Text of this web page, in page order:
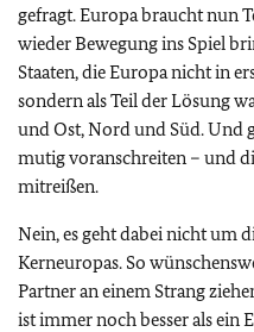
gefragt. Europa braucht nun
wieder Bewegung ins Spiel
Staaten, die Europa nicht in
sondern als Teil der Lösung
und Ost, Nord und Süd. Und
mutig voranschreiten – und
mitreißen.
Nein, es geht dabei nicht um
Kerneuropas. So
Partner an einem Strang
ist immer noch besser als ein